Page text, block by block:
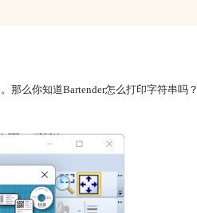
那么你知道Bartender怎么打印字符串吗？